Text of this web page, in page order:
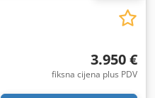
3.950 €
fiksna cijena plus PDV